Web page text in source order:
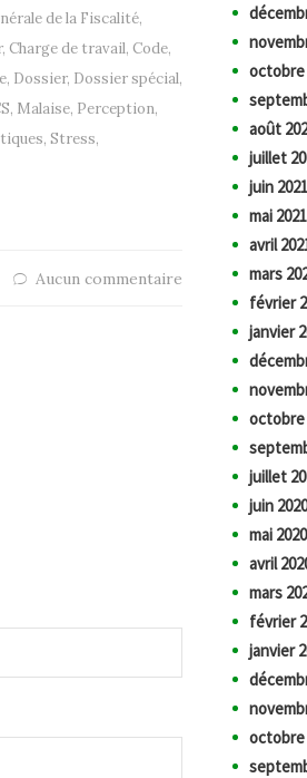
de la Fiscalité,
, Charge de travail, Code,
, Dossier, Dossier spécial,
, Malaise, Perception,
, Stress,
Aucun commentaire
octobre
août
juillet
juin 2021
mai 2021
avril
mars
février
janvier
octobre
juillet
juin 2020
mai 2020
avril
mars
février
janvier
octobre